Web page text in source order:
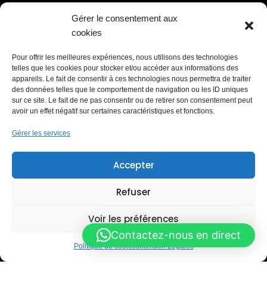
Gérer le consentement aux
cookies
Pour offrir les meilleures expériences, nous utilisons des technologies
telles que les cookies pour stocker et/ou accéder aux informations des
appareils. Le fait de consentir à ces technologies nous permettra de traiter
des données telles que le comportement de navigation ou les ID uniques
sur ce site. Le fait de ne pas consentir ou de retirer son consentement peut
avoir un effet négatif sur certaines caractéristiques et fonctions.
Gérer les services
Accepter
Refuser
Voir les préférences
Politique de cookiesMention Légales
Detailing automobile
Lavage à la demande
Station de lavage libre-service
Blog & Astuces
PARTENAIRES RÉSEAUX
Contactez-nous en direct